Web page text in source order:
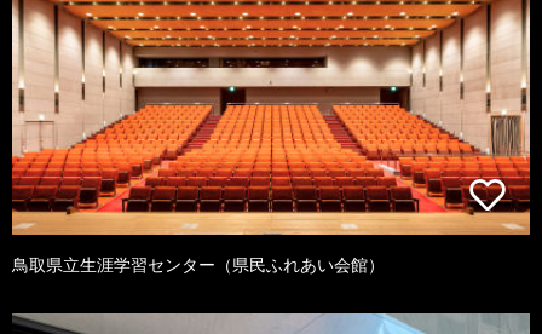
鳥取県立生涯学習センター（県民ふれあい会館）